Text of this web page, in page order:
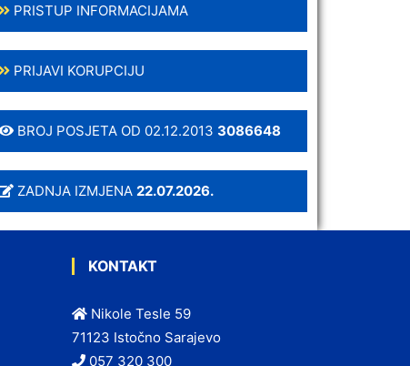
PRISTUP INFORMACIJAMA
PRIJAVI KORUPCIJU
BROJ POSJETA OD 02.12.2013 3086648
ZADNJA IZMJENA 22.07.2026.
KONTAKT
Nikole Tesle 59
71123 Istočno Sarajevo
057 320 300